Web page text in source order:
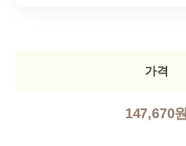
가격
147,670원